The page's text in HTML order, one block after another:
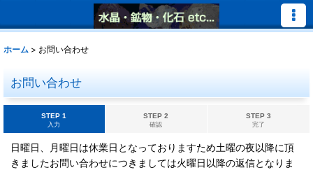
ホーム > お問い合わせ
お問い合わせ
STEP 1
入力
STEP 2
確認
STEP 3
完了
日曜日、月曜日は休業日となっておりますため土曜の夜以降に頂
きましたお問い合わせにつきましては火曜日以降の返信となりま